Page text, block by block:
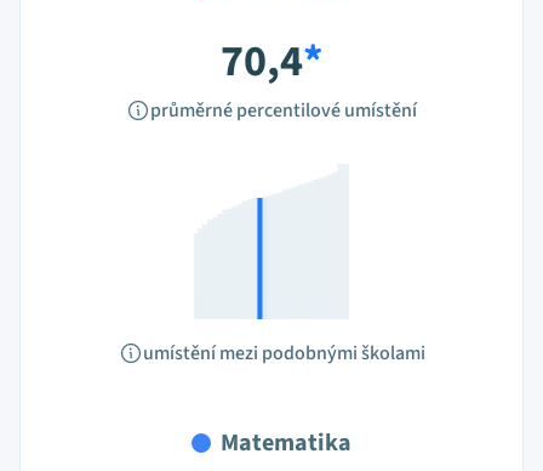
70,4*
průměrné percentilové umístění
umístění mezi podobnými školami
Matematika